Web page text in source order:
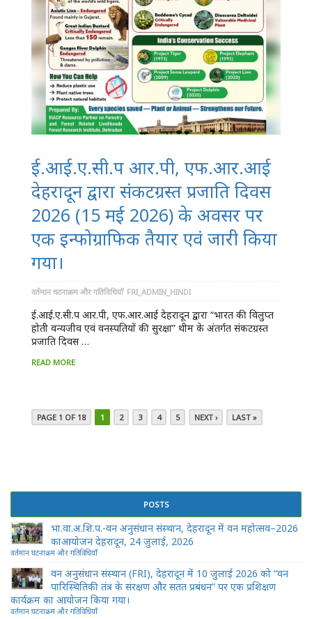
ई.आई.ए.सी.प आर.पी, एफ.आर.आई
देहरादून द्वारा संकटग्रस्त प्रजाति दिवस
2026 (15 मई 2026) के अवसर पर
एक इन्फोग्राफिक तैयार एवं जारी किया
गया।
वर्तमान घटनाक्रम और गतिविधियाँ FRI_ADMIN_HINDI
ई.आई.ए.सी.प आर.पी, एफ.आर.आई देहरादून द्वारा “भारत की विलुप्त
होती वन्यजीव एवं वनस्पतियों की सुरक्षा” थीम के अंतर्गत संकटग्रस्त
प्रजाति दिवस …
READ MORE
PAGE 1 OF 18 1 2 3 4 5 NEXT › LAST »
POSTS
भा.वा.अ.शि.प.-वन अनुसंधान संस्थान, देहरादून में वन महोत्सव–2026
काआयोजन देहरादून, 24 जुलाई, 2026
वर्तमान घटनाक्रम और गतिविधियाँ
वन अनुसंधान संस्थान (FRI), देहरादून में 10 जुलाई 2026 को “वन
पारिस्थितिकी तंत्र के संरक्षण और सतत प्रबंधन” पर एक प्रशिक्षण
कार्यक्रम का आयोजन किया गया।
वर्तमान घटनाक्रम और गतिविधियाँ